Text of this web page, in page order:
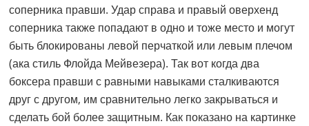
соперника правши. Удар справа и правый оверхенд
соперника также попадают в одно и тоже место и могут
быть блокированы левой перчаткой или левым плечом
(ака стиль Флойда Мейвезера). Так вот когда два
боксера правши с равными навыками сталкиваются
друг с другом, им сравнительно легко закрываться и
сделать бой более защитным. Как показано на картинке